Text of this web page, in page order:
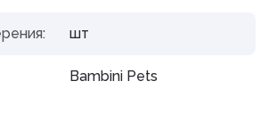
шт
Bambini Pets